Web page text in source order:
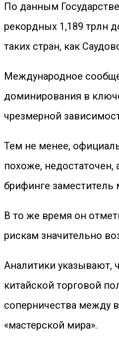
По данным
рекордных 1,189 трлн
таких стран, как
Международное
доминирования в
чрезмерной
Тем не менее,
похоже,
брифинге
В то же время он
рискам значительно
Аналитики указывают,
китайской торговой
соперничества между
«мастерской мира».